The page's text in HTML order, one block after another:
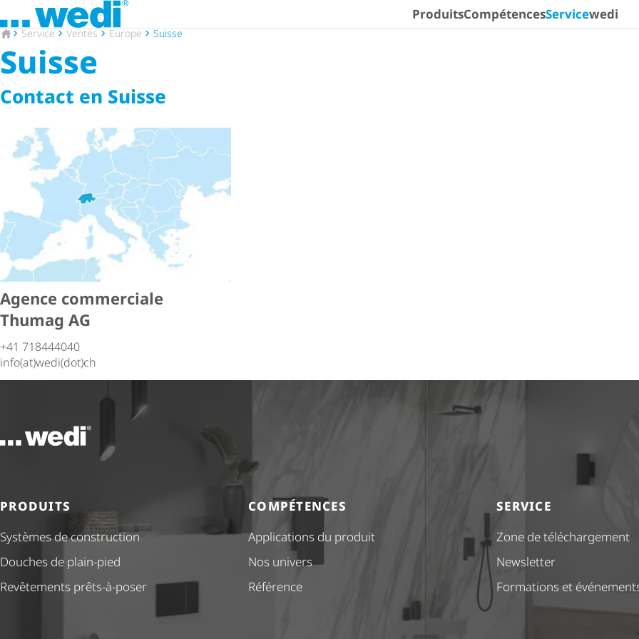
Trouvez votre chemin plus rapidement :
Groupe cible
Continuer
Vers la page d'accueil ProduitsCompétencesServicewedi
Vers la page d'accueil
Service Ventes Europe Suisse
Suisse
Contact en Suisse
Agence commerciale
Thumag AG
+41 718444040
info(at)wedi(dot)ch
Vers la page d'accueil
PRODUITS
Systèmes de construction
Douches de plain-pied
Revêtements prêts-à-poser
COMPÉTENCES
Applications du produit
Nos univers
Référence
SERVICE
Zone de téléchargement
Newsletter
Formations et